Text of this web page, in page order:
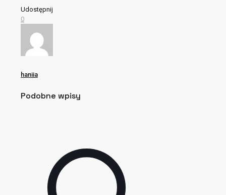
Udostępnij
0
haniia
Podobne wpisy